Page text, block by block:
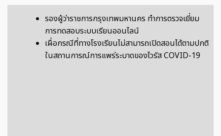
รองผู้ว่าราชการกรุงเทพมหานคร ทำการตรวจเยี่ยม
การทดสอบระบบเรียนออนไลน์
เผื่อกรณีที่ทางโรงเรียนไม่สามารถเปิดสอนได้ตามปกติ
ในสถานการณ์การแพร่ระบาดของไวรัส COVID-19